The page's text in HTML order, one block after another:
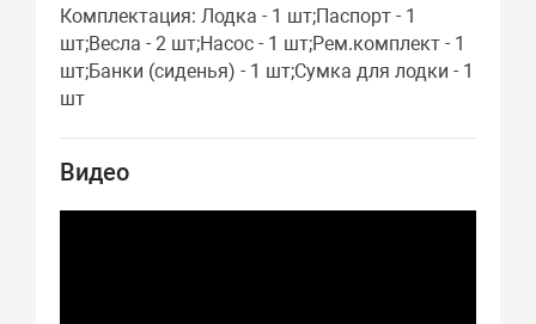
Комплектация: Лодка - 1 шт;Паспорт - 1
шт;Весла - 2 шт;Насос - 1 шт;Рем.комплект - 1
шт;Банки (сиденья) - 1 шт;Сумка для лодки - 1
шт
Видео